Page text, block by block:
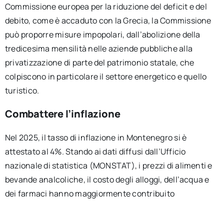
Commissione europea per la riduzione del deficit e del
debito, come è accaduto con la Grecia, la Commissione
può proporre misure impopolari, dall’abolizione della
tredicesima mensilità nelle aziende pubbliche alla
privatizzazione di parte del patrimonio statale, che
colpiscono in particolare il settore energetico e quello
turistico.
Combattere l’inflazione
Nel 2025, il tasso di inflazione in Montenegro si è
attestato al 4%. Stando ai dati diffusi dall’Ufficio
nazionale di statistica (MONSTAT), i prezzi di alimenti e
bevande analcoliche, il costo degli alloggi, dell’acqua e
dei farmaci hanno maggiormente contribuito